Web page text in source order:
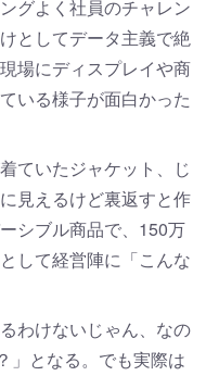
グよく社員のチャレン
としてデータ主義で絶
場にディスプレイや商
いる様子が面白かった
ていたジャケット、じ
見えるけど裏返すと作
シブル商品で、150万
して経営陣に「こんな
わけないじゃん、なの
」となる。でも実際は